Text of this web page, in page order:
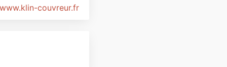
www.klin-couvreur.fr